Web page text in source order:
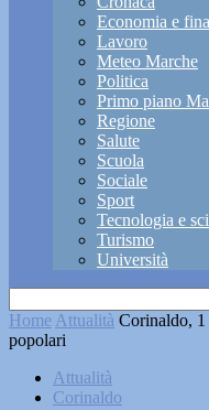
Economia e
Lavoro
Meteo Marche
Politica
Primo piano
Regione
Salute
Scuola
Sociale
Sport
Tecnologia e
Turismo
Università
Home Attualità Corinaldo,
popolari
Attualità
Corinaldo